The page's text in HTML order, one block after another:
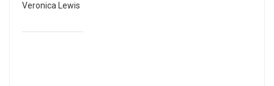
Veronica Lewis